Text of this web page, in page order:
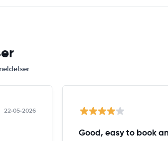
22-05-2026
Good, easy to book